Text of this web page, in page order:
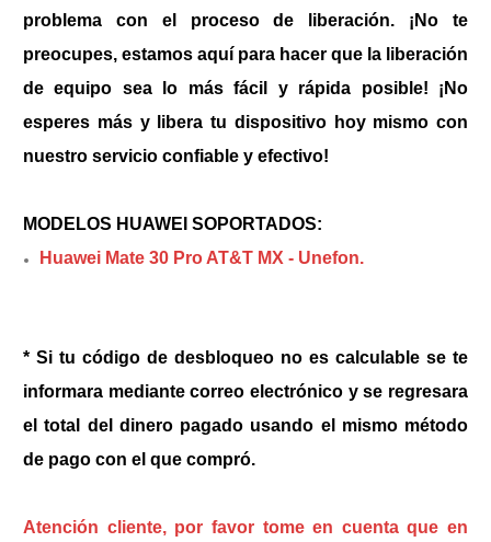
problema con el proceso de liberación. ¡No te
preocupes, estamos aquí para hacer que la liberación
de equipo sea lo más fácil y rápida posible! ¡No
esperes más y libera tu dispositivo hoy mismo con
nuestro servicio confiable y efectivo!
MODELOS HUAWEI SOPORTADOS:
Huawei Mate 30 Pro AT&T MX - Unefon.
* Si tu código de desbloqueo no es calculable se te
informara mediante correo electrónico y se regresara
el total del dinero pagado usando el mismo método
de pago con el que compró.
Atención cliente, por favor tome en cuenta que en